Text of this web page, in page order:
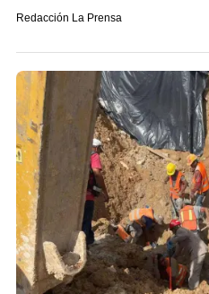
Redacción La Prensa